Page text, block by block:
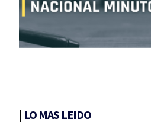
| LO MAS LEIDO